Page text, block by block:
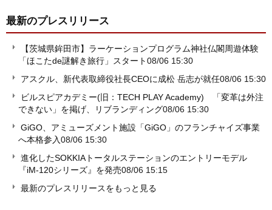
最新のプレスリリース
【茨城県鉾田市】ラーケーションプログラム神社仏閣周遊体験
「ほこたde謎解き旅行」スタート08/06 15:30
アスクル、新代表取締役社長CEOに成松 岳志が就任08/06 15:30
ビルスピアカデミー(旧：TECH PLAY Academy) 「変革は外注
できない」を掲げ、リブランディング08/06 15:30
GiGO、アミューズメント施設「GiGO」のフランチャイズ事業
へ本格参入08/06 15:30
進化したSOKKIAトータルステーションのエントリーモデル
『iM-120シリーズ』を発売08/06 15:15
最新のプレスリリースをもっと見る